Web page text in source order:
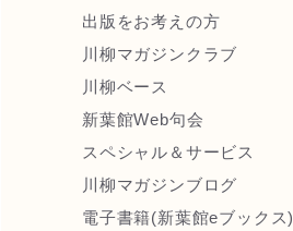
出版をお考えの方
川柳マガジンクラブ
川柳ベース
新葉館Web句会
スペシャル＆サービス
川柳マガジンブログ
電子書籍(新葉館eブックス)